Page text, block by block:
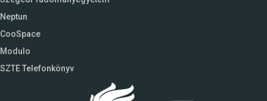
Neptun
CooSpace
Modulo
SZTE Telefonkönyv